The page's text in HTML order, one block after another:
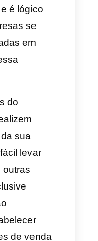
imediata e
ou ciclo
suficiente
a muitos
você pode
uma